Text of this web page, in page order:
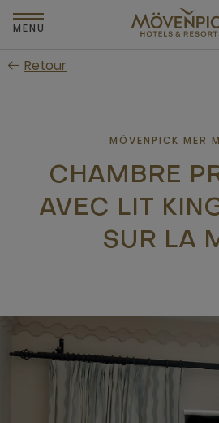
Passer
au
principal
MENU
Retour
MÖVENPICK MER
CHAMBRE
AVEC LIT
SUR LA